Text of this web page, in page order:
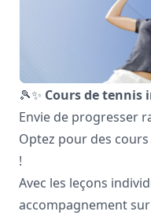
🎾✨ Cours de tennis
Envie de progresser
Optez pour des
!
Avec les leçons
accompagnement